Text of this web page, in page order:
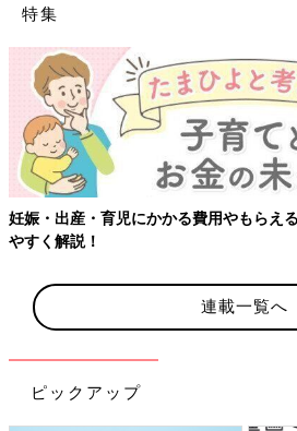
特集
妊娠・出産・育児にかかる費用やもらえ
やすく解説！
連載一覧へ
ピックアップ